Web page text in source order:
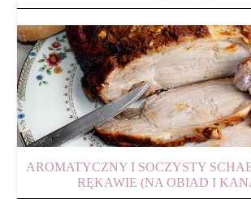
AROMATYCZNY I SOCZYSTY
RĘKAWIE (NA OBIAD I